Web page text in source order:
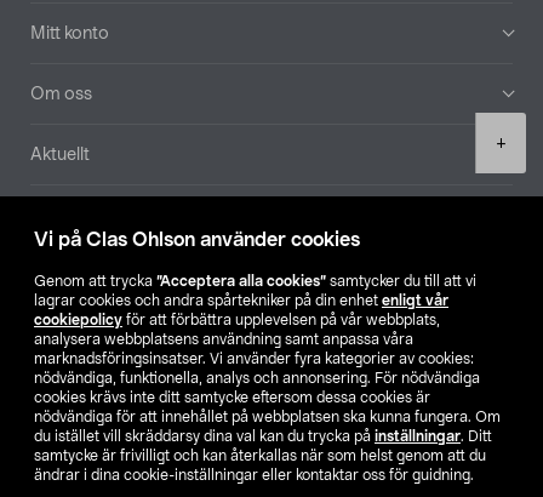
Vi på Clas Ohlson använder cookies
Genom att trycka ”Acceptera alla cookies” samtycker du till att vi
lagrar cookies och andra spårtekniker på din enhet enligt vår
cookiepolicy för att förbättra upplevelsen på vår webbplats,
analysera webbplatsens användning samt anpassa våra
marknadsföringsinsatser. Vi använder fyra kategorier av cookies:
nödvändiga, funktionella, analys och annonsering. För nödvändiga
cookies krävs inte ditt samtycke eftersom dessa cookies är
nödvändiga för att innehållet på webbplatsen ska kunna fungera. Om
du istället vill skräddarsy dina val kan du trycka på inställningar. Ditt
samtycke är frivilligt och kan återkallas när som helst genom att du
ändrar i dina cookie-inställningar eller kontaktar oss för guidning.
+
Mitt konto
Om oss
Aktuellt
Hitta butik
SE NO FI